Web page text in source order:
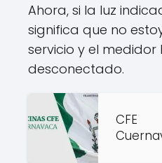
Ahora, si la luz
significa que no
servicio y el medidor
desconectado.
CFE